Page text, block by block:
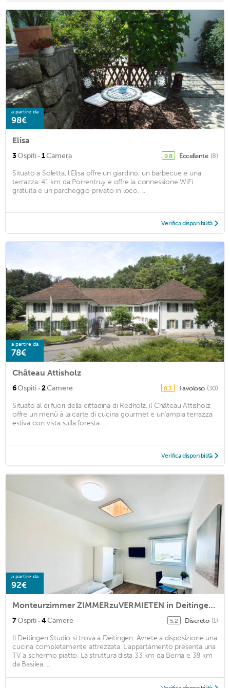
a partire da
98€
Elisa
3Ospiti · 1Camera 9,8 Eccellente (8)
Situato a Soletta, l'Elisa offre un giardino, un barbecue e una
terrazza. 41 km da Porrentruy e offre la connessione WiFi
gratuita e un parcheggio privato in loco. ...
Verifica disponibilità
a partire da
78€
Château Attisholz
6Ospiti · 2Camere 8,3 Favoloso (30)
Situato al di fuori della cittadina di Redholz, il Château Attisholz
offre un menù à la carte di cucina gourmet e un'ampia terrazza
estiva con vista sulla foresta. ...
Verifica disponibilità
a partire da
92€
Monteurzimmer ZIMMERzuVERMIETEN in Deitingen Industriestrasse
7Ospiti · 4Camere 5,2 Discreto (1)
Il Deitingen Studio si trova a Deitingen. Avrete a disposizione una
cucina completamente attrezzata. L'appartamento presenta una
TV a schermo piatto. La struttura dista 33 km da Berna e 38 km
da Basilea. ...